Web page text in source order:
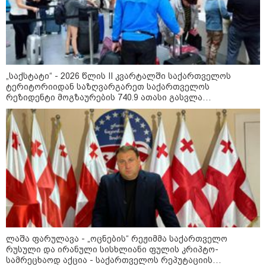
10:56 / 10-08-2026
როგორი ამინდია მოსალოდნელი 10-11
აგვისტოს?
11:19 / 10-08-2026
"როცა თემურმა პირველად
მნახა, ჯერ კიდევ ნიკოს ცოლი
ვიყავი... მითხრეს, თემურ
უგულავას მოეწონეო" - ეკა
ნიჟარაძე მისი და ცნობილი
ბიზნესმენის ურთიერთობაზე
09:16 / 10-08-2026
"მთის მხარეს ცოცხალი იპოვეს"
- ვინ არის მამაკაცი, რომელმაც
დედა-შვილი გადაარჩინა
„საქსტატი“ - 2026 წლის II კვარტალში საქართველოს
ტერიტორიიდან საზღვარგარეთ საქართველოს
რეზიდენტი მოგზაურების 740.9 ათასი გასვლა
დაფიქსირდა, რაც 3.6%-ით მეტია წინა წლის ანალოგიური
პერიოდის მაჩვენებელზე
ლაშა ფარულავა - „ოცნების“ რეჟიმმა საქართველო
რუსული და ირანული სისხლიანი ფულის კრიპტო-
სამრეცხაოდ აქცია - საქართველოს რეპუტაციის